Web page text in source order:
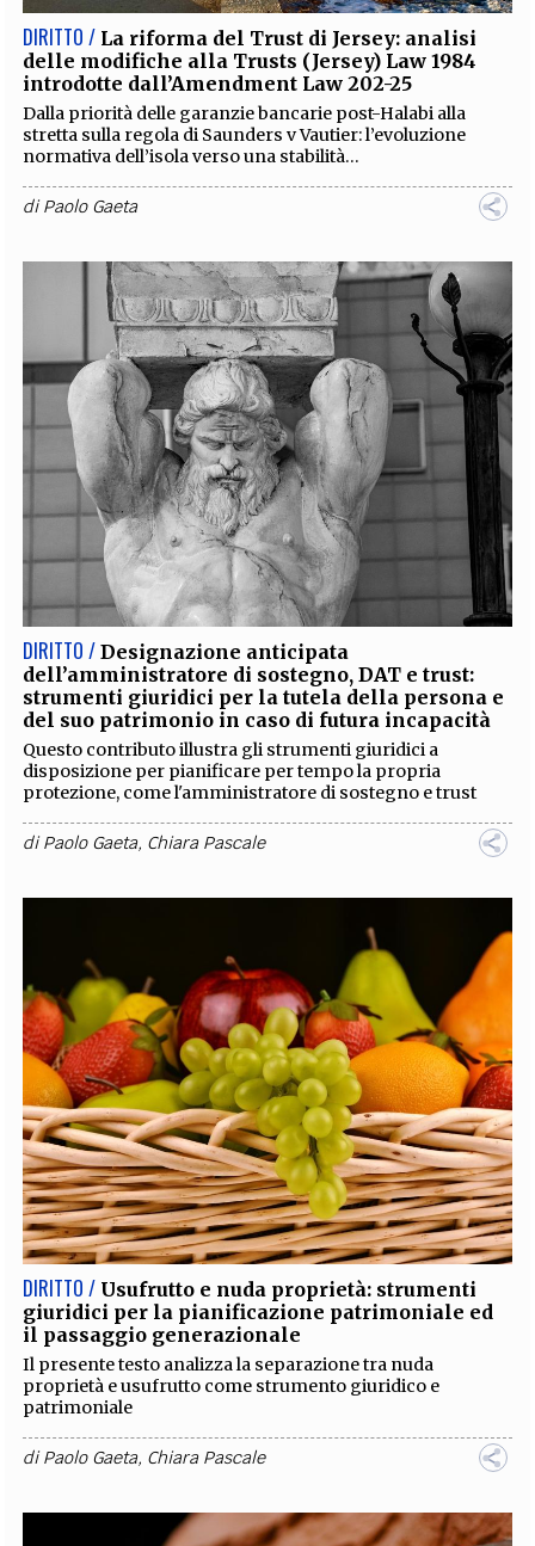
DIRITTO / La riforma del Trust di Jersey: analisi
delle modifiche alla Trusts (Jersey) Law 1984
introdotte dall’Amendment Law 202-25
​​​​​​​Dalla priorità delle garanzie bancarie post-Halabi alla
stretta sulla regola di Saunders v Vautier: l’evoluzione
normativa dell’isola verso una stabilità...
diPaolo Gaeta
DIRITTO / Designazione anticipata
dell’amministratore di sostegno, DAT e trust:
strumenti giuridici per la tutela della persona e
del suo patrimonio in caso di futura incapacità
Questo contributo illustra gli strumenti giuridici a
disposizione per pianificare per tempo la propria
protezione, come l'amministratore di sostegno e trust
diPaolo Gaeta, Chiara Pascale
DIRITTO / Usufrutto e nuda proprietà: strumenti
giuridici per la pianificazione patrimoniale ed
il passaggio generazionale
Il presente testo analizza la separazione tra nuda
proprietà e usufrutto come strumento giuridico e
patrimoniale
diPaolo Gaeta, Chiara Pascale